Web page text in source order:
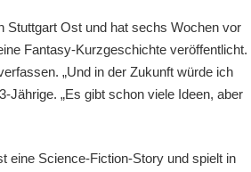
Stuttgart Ost und hat sechs Wochen vor
Fantasy-Kurzgeschichte veröffentlicht.
„Und in der Zukunft würde ich
Jährige. „Es gibt schon viele Ideen, aber
eine Science-Fiction-Story und spielt in